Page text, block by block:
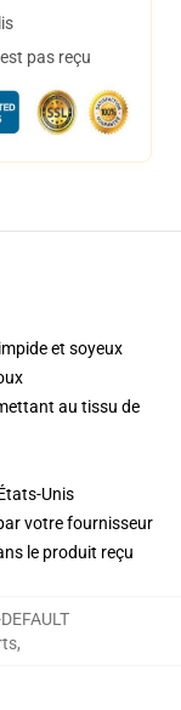
pas reçu
et soyeux
au tissu de
Unis
votre fournisseur
le produit reçu
,